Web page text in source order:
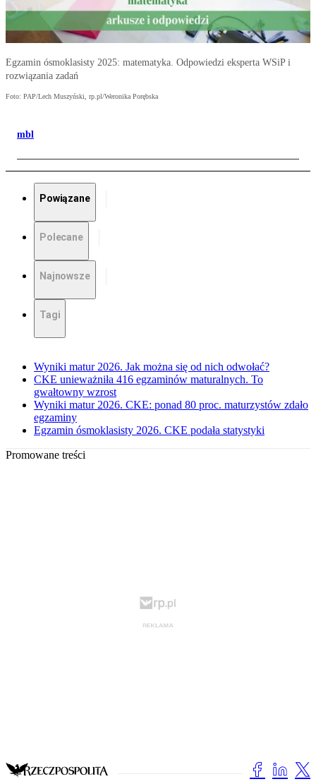
Egzamin ósmoklasisty 2025: matematyka. Odpowiedzi eksperta WSiP i
rozwiązania zadań
Foto: PAP/Lech Muszyński, rp.pl/Weronika Porębska
mbl
Powiązane
Polecane
Najnowsze
Tagi
Wyniki matur 2026. Jak można się od nich odwołać?
CKE unieważniła 416 egzaminów maturalnych. To
gwałtowny wzrost
Wyniki matur 2026. CKE: ponad 80 proc. maturzystów zdało
egzaminy
Egzamin ósmoklasisty 2026. CKE podała statystyki
Promowane treści